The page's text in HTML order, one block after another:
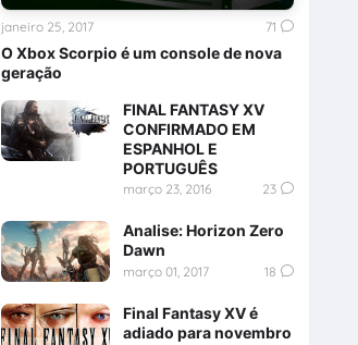
O Xbox Scorpio é um console de nova
geração
janeiro 25, 2017 71
FINAL FANTASY XV
CONFIRMADO EM
ESPANHOL E
PORTUGUÊS
março 23, 2016 23
Analise: Horizon Zero
Dawn
março 01, 2017 18
Final Fantasy XV é
adiado para novembro